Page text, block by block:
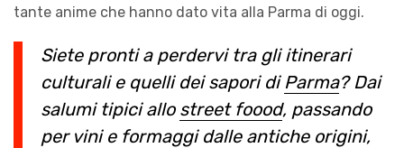
tante anime che hanno dato vita alla Parma di oggi.
Siete pronti a perdervi tra gli itinerari
culturali e quelli dei sapori di Parma? Dai
salumi tipici allo street foood, passando
per vini e formaggi dalle antiche origini,